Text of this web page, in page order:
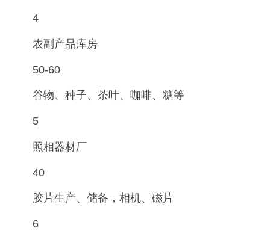
4
农副产品库房
50-60
谷物、种子、茶叶、咖啡、糖等
5
照相器材厂
40
胶片生产、储备，相机、磁片
6